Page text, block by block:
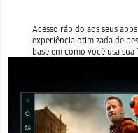
Acesso rápido aos seus
experiência otimizada de
base em como você usa sua